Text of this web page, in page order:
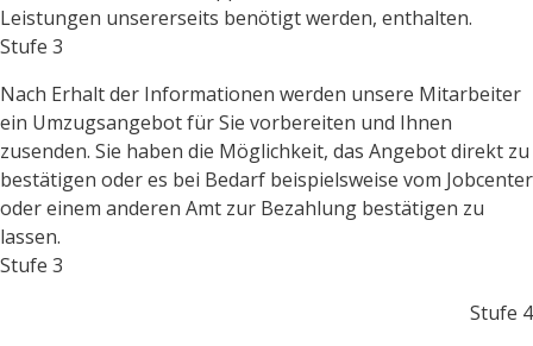
Leistungen unsererseits benötigt werden, enthalten.
Stufe 3
Nach Erhalt der Informationen werden unsere Mitarbeiter
ein Umzugsangebot für Sie vorbereiten und Ihnen
zusenden. Sie haben die Möglichkeit, das Angebot direkt zu
bestätigen oder es bei Bedarf beispielsweise vom Jobcenter
oder einem anderen Amt zur Bezahlung bestätigen zu
lassen.
Stufe 3
Stufe 4